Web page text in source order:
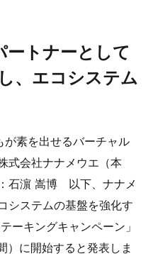
トナーとして
、エコシステム
素を出せるバーチャル
式会社ナナメウエ（本
石濵 嵩博 以下、ナナメ
システムの基盤を強化す
ーキングキャンペーン」
）に開始すると発表しま